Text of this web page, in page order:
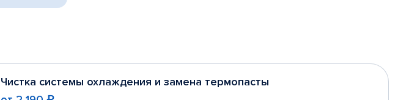
Чистка системы охлаждения и замена термопасты